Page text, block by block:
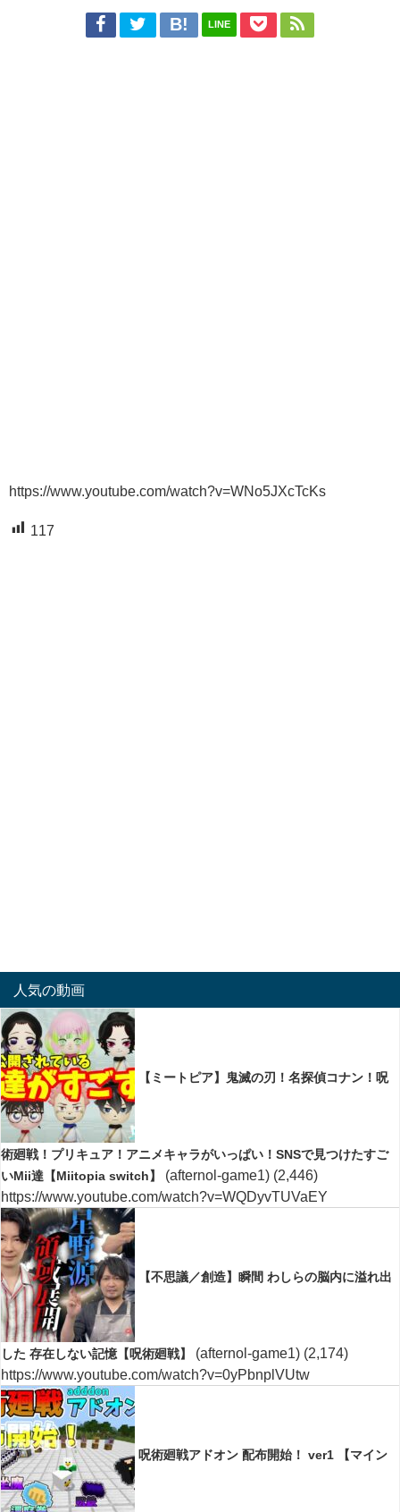
LINE
https://www.youtube.com/watch?v=WNo5JXcTcKs
117
人気の動画
【ミートピア】鬼滅の刃！名探偵コナン！呪
術廻戦！プリキュア！アニメキャラがいっぱい！SNSで見つけたすご
いMii達【Miitopia switch】
(afternol-game1) (2,446)
https://www.youtube.com/watch?v=WQDyvTUVaEY
【不思議／創造】瞬間 わしらの脳内に溢れ出
した 存在しない記憶【呪術廻戦】 (afternol-game1) (2,174)
https://www.youtube.com/watch?v=0yPbnplVUtw
呪術廻戦アドオン 配布開始！ ver1 【マイン